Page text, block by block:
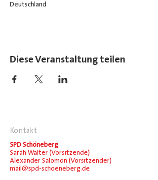
Deutschland
Diese Veranstaltung teilen
Kontakt
SPD Schöneberg
Sarah Walter (Vorsitzende)
Alexander Salomon (Vorsitzender)
mail@spd-schoeneberg.de